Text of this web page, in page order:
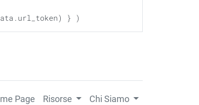
Page Risorse Chi Siamo